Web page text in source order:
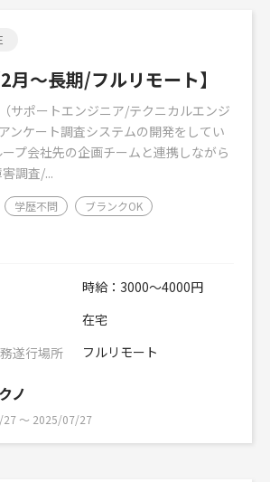
～長期/フルリモート】
（サポートエンジニア/テクニカルエンジ
ンケート調査システムの開発をしてい
プ会社先の企画チームと連携しながら
調査/...
学歴不問
ブランクOK
時給：3000～4000円
在宅
遂行場所
フルリモート
ノ
〜 2025/07/27